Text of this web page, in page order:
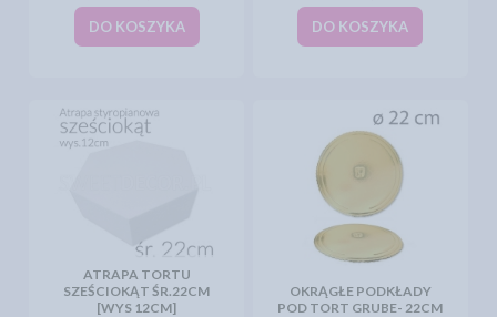
DO KOSZYKA DO KOSZYKA
ATRAPA TORTU
SZEŚCIOKĄT ŚR.22CM
[WYS 12CM]
OKRĄGŁE PODKŁADY
POD TORT GRUBE- 22CM